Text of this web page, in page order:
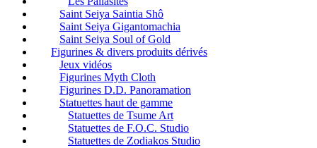
Saint Seiya Saintia Shô
Saint Seiya Gigantomachia
Saint Seiya Soul of Gold
Figurines & divers produits dérivés
Jeux vidéos
Figurines Myth Cloth
Figurines D.D. Panoramation
Statuettes haut de gamme
Statuettes de Tsume Art
Statuettes de F.O.C. Studio
Statuettes de Zodiakos Studio